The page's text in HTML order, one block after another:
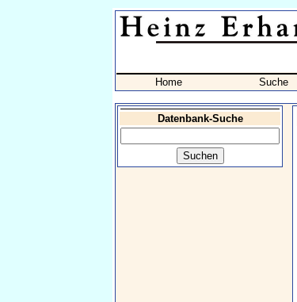
Home Suche
Datenbank-Suche